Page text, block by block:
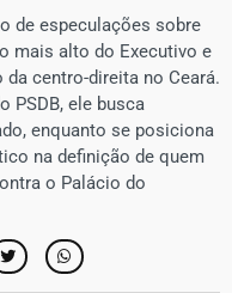
de especulações sobre
mais alto do Executivo e
centro-direita no Ceará.
PSDB, ele busca
enquanto se posiciona
na definição de quem
o Palácio do